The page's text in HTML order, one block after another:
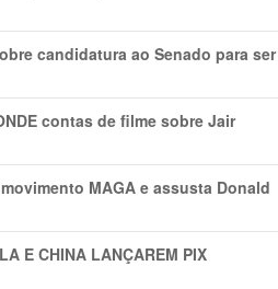
candidatura ao Senado para ser
contas de filme sobre Jair
MAGA e assusta Donald
E CHINA LANÇAREM PIX